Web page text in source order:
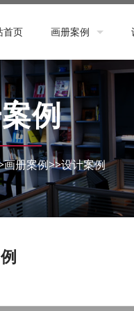
首页 画册案例
设计案例
印刷案例
例
画册案例>>设计案例